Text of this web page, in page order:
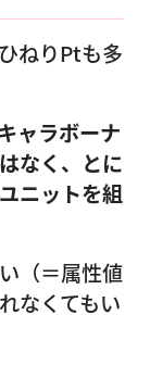
ねりPtも多
ャラボーナ
なく、とに
ニットを組
（＝属性値
なくてもい